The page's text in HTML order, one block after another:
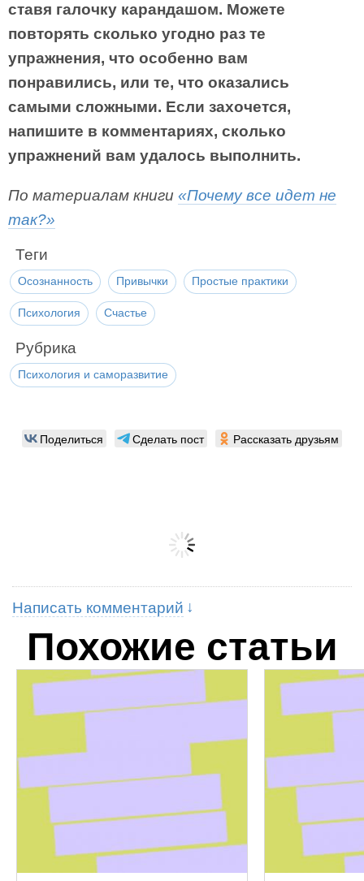
ставя галочку карандашом. Можете
повторять сколько угодно раз те
упражнения, что особенно вам
понравились, или те, что оказались
самыми сложными. Если захочется,
напишите в комментариях, сколько
упражнений вам удалось выполнить.
По материалам книги «Почему все идет не
так?»
Теги
Осознанность Привычки Простые практики
Психология Счастье
Рубрика
Психология и саморазвитие
Поделиться Сделать пост Рассказать друзьям
Написать комментарий
Похожие статьи